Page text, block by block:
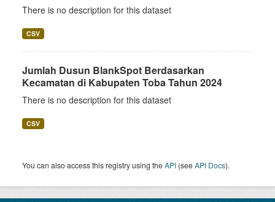
There is no description for this dataset
CSV
Jumlah Dusun BlankSpot Berdasarkan
Kecamatan di Kabupaten Toba Tahun 2024
There is no description for this dataset
CSV
You can also access this registry using theAPI (seeAPI Docs).